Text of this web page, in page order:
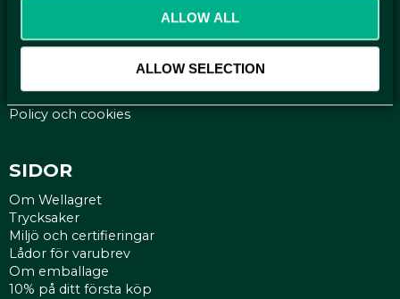
ALLOW ALL
ALLOW SELECTION
Kontakt
Reklamationer
Policy och cookies
SIDOR
Om Wellagret
Trycksaker
Miljö och certifieringar
Lådor för varubrev
Om emballage
10% på ditt första köp